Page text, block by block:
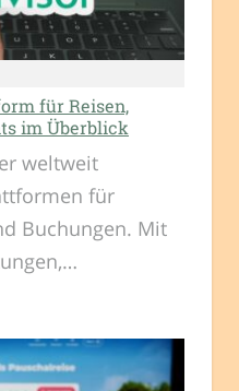
für Reisen,
im Überblick
weltweit
für
Buchungen. Mit